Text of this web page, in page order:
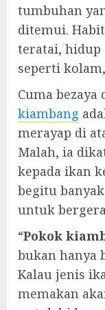
tumbuhan
ditemui.
teratai, hidup
seperti
Cuma
kiambang
merayap di
Malah, ia
kepada ikan
begitu
untuk
“Pokok
bukan hanya
Kalau jenis
memakan